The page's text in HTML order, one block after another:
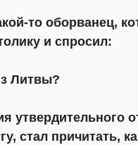
то оборванец,
и спросил:
Литвы?
утвердительного
стал причитать,